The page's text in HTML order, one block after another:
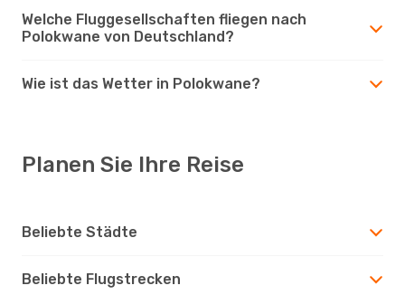
Welche Fluggesellschaften fliegen nach
Polokwane von Deutschland?
Wie ist das Wetter in Polokwane?
Planen Sie Ihre Reise
Beliebte Städte
Beliebte Flugstrecken